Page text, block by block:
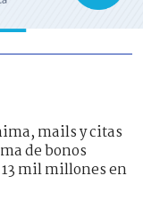
mails y citas
de bonos
mil millones en